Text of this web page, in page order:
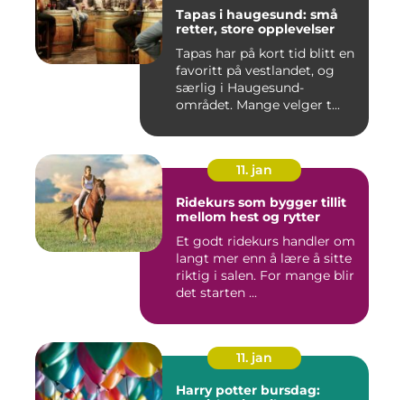
Tapas i haugesund: små
retter, store opplevelser
Tapas har på kort tid blitt en
favoritt på vestlandet, og
særlig i Haugesund-
området. Mange velger t...
11. jan
Ridekurs som bygger tillit
mellom hest og rytter
Et godt ridekurs handler om
langt mer enn å lære å sitte
riktig i salen. For mange blir
det starten ...
11. jan
Harry potter bursdag: